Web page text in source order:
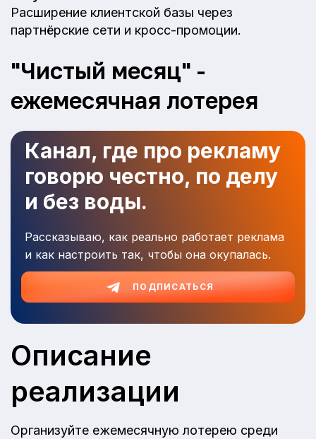
Расширение клиентской базы через
партнёрские сети и кросс-промоции.
"Чистый месяц" -
ежемесячная лотерея
Канал, где про рекламу
говорю честно, по делу
и без воды.
Рассказываю, как реально работает реклама
и как настроить так, чтобы она окупалась.
ПОДПИСАТЬСЯ
Описание
реализации
Организуйте ежемесячную лотерею среди